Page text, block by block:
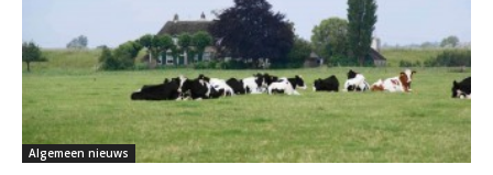
Algemeen nieuws